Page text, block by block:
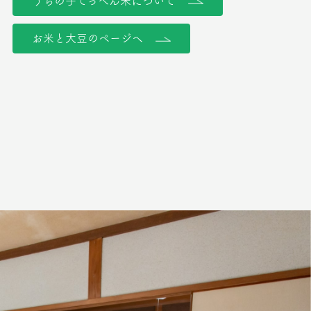
お米と大豆のページへ